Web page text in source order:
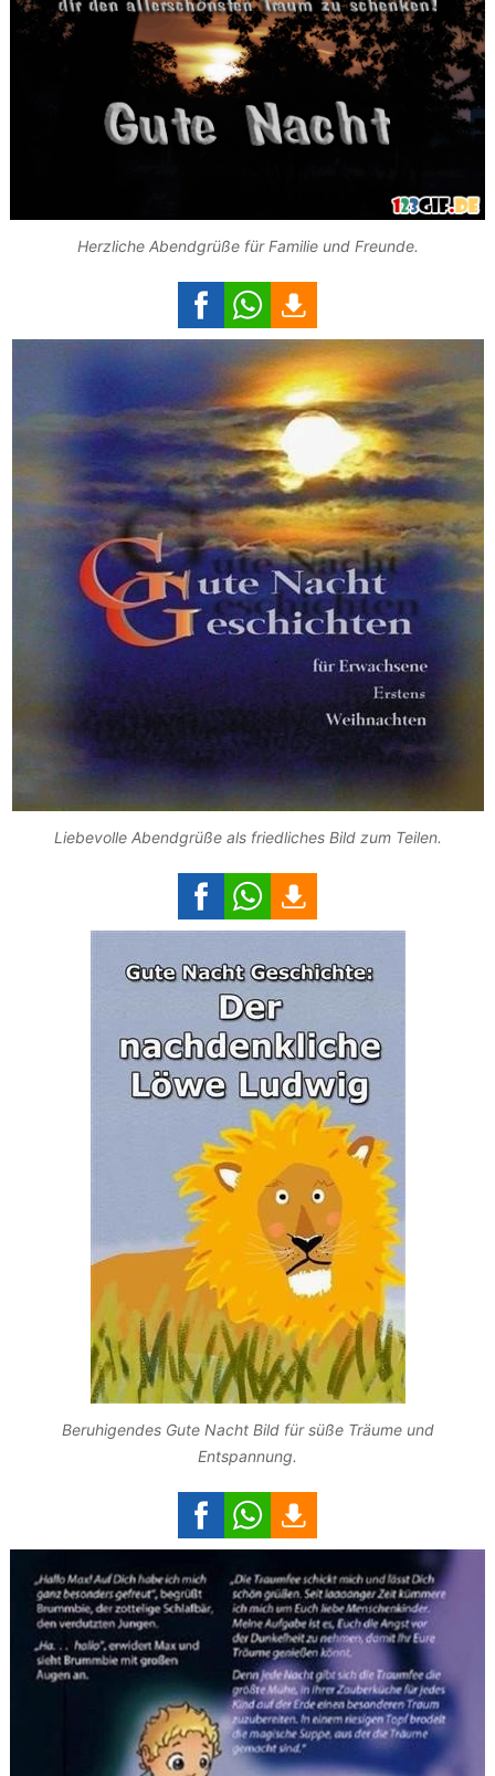
Herzliche Abendgrüße für Familie und Freunde.
Liebevolle Abendgrüße als friedliches Bild zum Teilen.
Beruhigendes Gute Nacht Bild für süße Träume und
Entspannung.